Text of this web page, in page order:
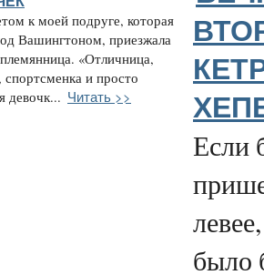
к моей подруге, которая
Вашингтоном, приезжала
«Отличница,
и просто
девочк... Читать >>
Если
было